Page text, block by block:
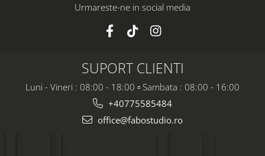
Urmareste-ne in social media
SUPORT CLIENTI
Luni - Vineri : 08:00 - 18:00 ▫️ Sambata : 08:00 - 16:00
+40775585484
office@fabostudio.ro